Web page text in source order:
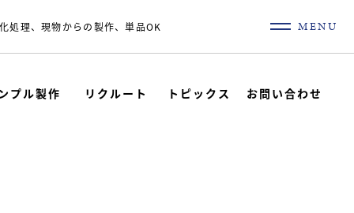
処理、現物からの製作、単品OK MENU
プル製作 リクルート トピックス お問い合わせ